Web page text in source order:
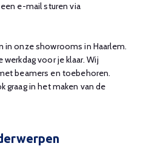
e-mail sturen via
in onze showrooms in Haarlem.
voor je klaar. Wij
beamers en toebehoren.
graag in het maken van de